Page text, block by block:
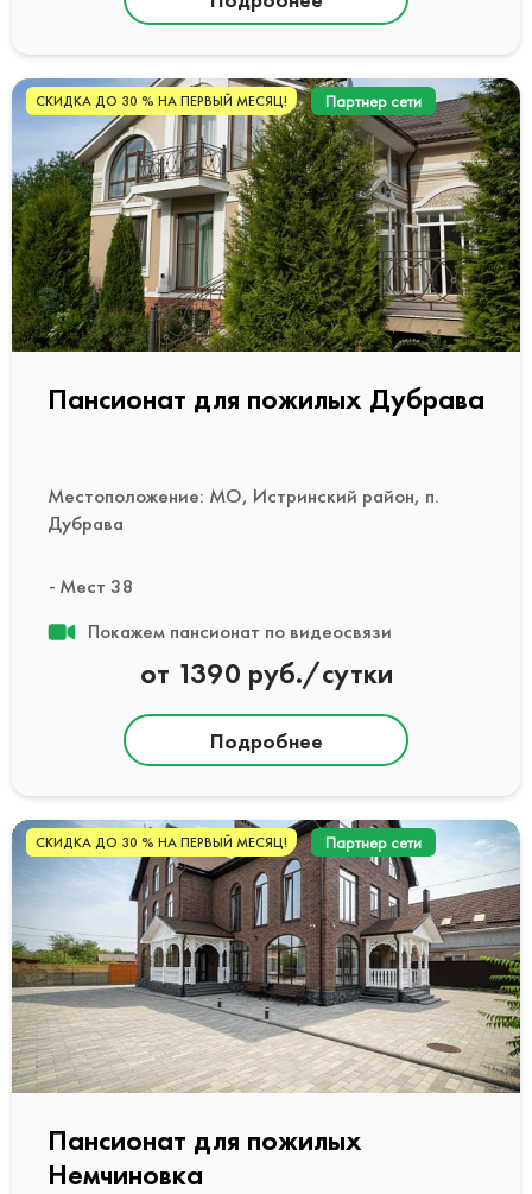
СКИДКА ДО 30 % НА ПЕРВЫЙ МЕСЯЦ! Партнер сети
Пансионат для пожилых Дубрава
Местоположение: МО, Истринский район, п.
Дубрава
Мест 38
Покажем пансионат по видеосвязи
от 1390 руб./сутки
Подробнее
СКИДКА ДО 30 % НА ПЕРВЫЙ МЕСЯЦ! Партнер сети
Пансионат для пожилых
Немчиновка